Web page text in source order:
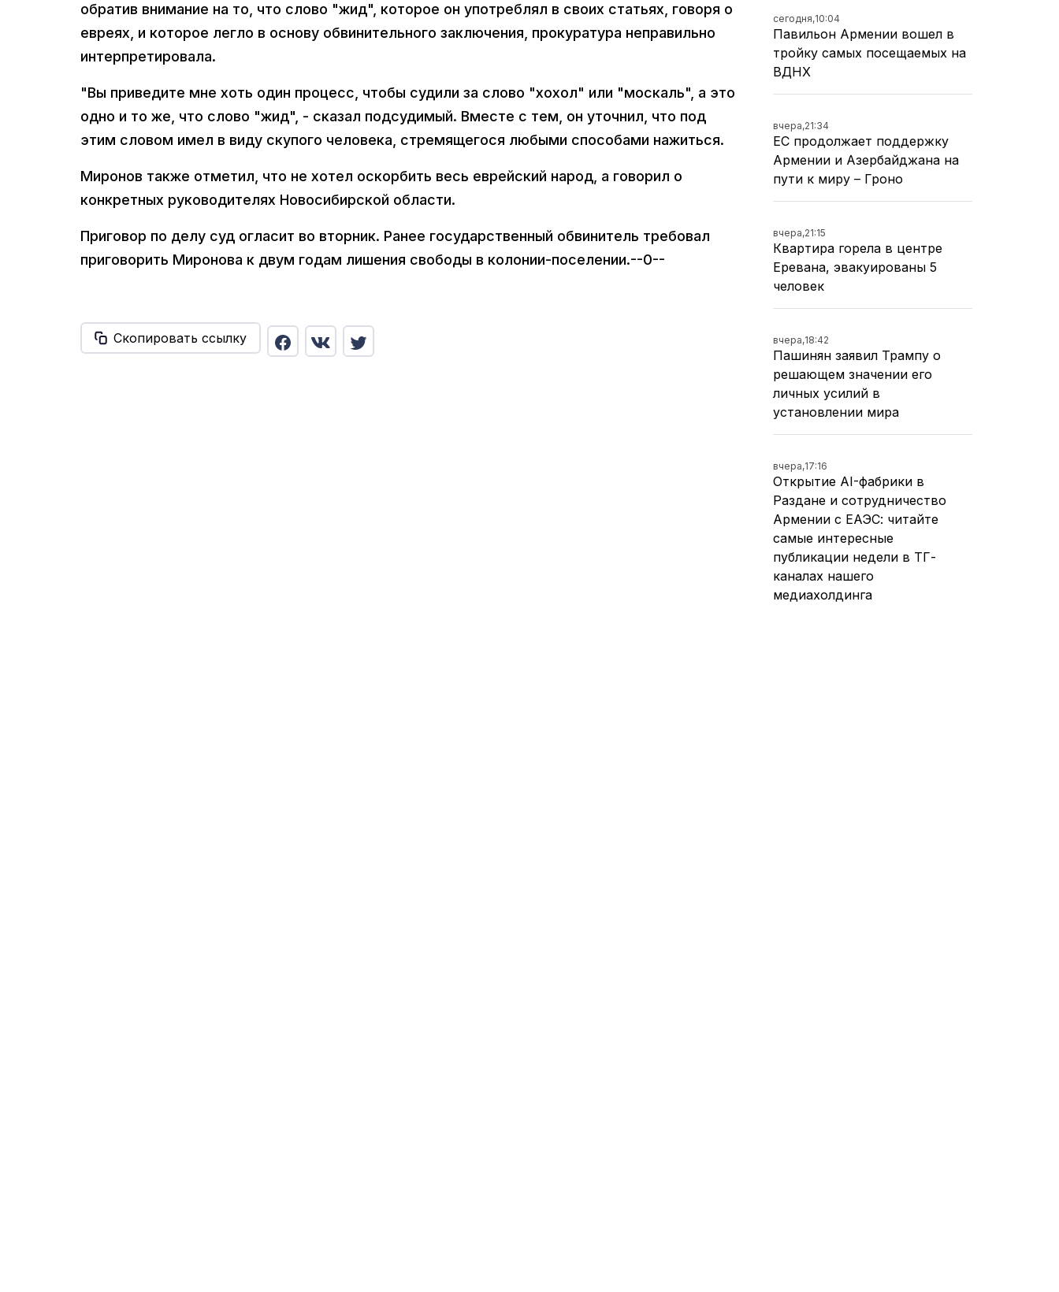
обратив внимание на то, что слово "жид", которое он употреблял в своих статьях, говоря о
евреях, и которое легло в основу обвинительного заключения, прокуратура неправильно
интерпретировала.
"Вы приведите мне хоть один процесс, чтобы судили за слово "хохол" или "москаль", а это
одно и то же, что слово "жид", - сказал подсудимый. Вместе с тем, он уточнил, что под
этим словом имел в виду скупого человека, стремящегося любыми способами нажиться.
Миронов также отметил, что не хотел оскорбить весь еврейский народ, а говорил о
конкретных руководителях Новосибирской области.
Приговор по делу суд огласит во вторник. Ранее государственный обвинитель требовал
приговорить Миронова к двум годам лишения свободы в колонии-поселении.--0--
Скопировать ссылку
сегодня,10:04
Павильон Армении вошел в
тройку самых посещаемых на
ВДНХ
вчера,21:34
ЕС продолжает поддержку
Армении и Азербайджана на
пути к миру – Гроно
вчера,21:15
Квартира горела в центре
Еревана, эвакуированы 5
человек
вчера,18:42
Пашинян заявил Трампу о
решающем значении его
личных усилий в
установлении мира
вчера,17:16
Открытие AI-фабрики в
Раздане и сотрудничество
Армении с ЕАЭС: читайте
самые интересные
публикации недели в ТГ-
каналах нашего
медиахолдинга